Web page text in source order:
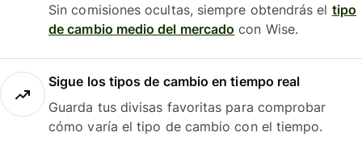
Sin comisiones ocultas, siempre obtendrás el tipo
de cambio medio del mercado con Wise.
Sigue los tipos de cambio en tiempo real
Guarda tus divisas favoritas para comprobar
cómo varía el tipo de cambio con el tiempo.